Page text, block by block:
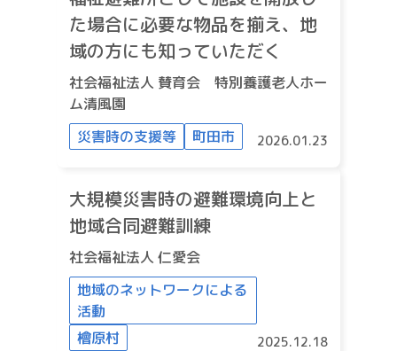
た場合に必要な物品を揃え、地
域の方にも知っていただく
社会福祉法人 賛育会 特別養護老人ホー
ム清風園
災害時の支援等
町田市 2026.01.23
大規模災害時の避難環境向上と
地域合同避難訓練
社会福祉法人 仁愛会
地域のネットワークによる
活動
檜原村
2025.12.18